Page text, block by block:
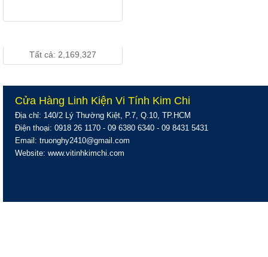
Tất cả: 2,169,327
Cửa Hàng Linh Kiện Vi Tính Kim Chi
Địa chỉ: 140/2 Lý Thường Kiệt, P.7, Q.10, TP.HCM
Điện thoại: 0918 26 1170 - 09 6380 6340 - 09 8431 5431
Email: truonghy2410@gmail.com
Website: www.vitinhkimchi.com